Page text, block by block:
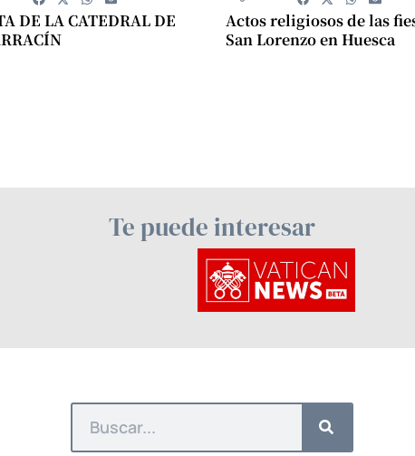
DE LA CATEDRAL DE
Actos religiosos de las
San Lorenzo en Huesca
Te puede interesar